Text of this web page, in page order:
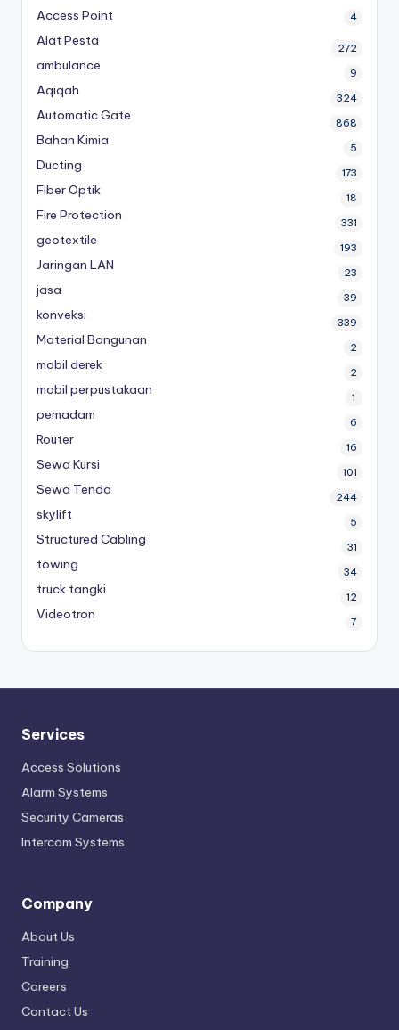
Access Point 4
Alat Pesta 272
ambulance 9
Aqiqah 324
Automatic Gate 868
Bahan Kimia 5
Ducting 173
Fiber Optik 18
Fire Protection 331
geotextile 193
Jaringan LAN 23
jasa 39
konveksi 339
Material Bangunan 2
mobil derek 2
mobil perpustakaan 1
pemadam 6
Router 16
Sewa Kursi 101
Sewa Tenda 244
skylift 5
Structured Cabling 31
towing 34
truck tangki 12
Videotron 7
Services
Access Solutions
Alarm Systems
Security Cameras
Intercom Systems
Company
About Us
Training
Careers
Contact Us